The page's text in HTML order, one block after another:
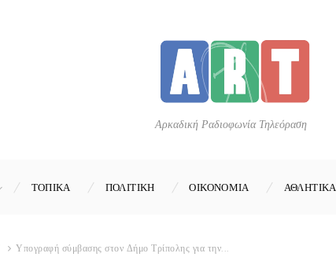
Αρκαδική Ραδιοφωνία Τηλεόραση
ΤΟΠΙΚΑ ΠΟΛΙΤΙΚΗ ΟΙΚΟΝΟΜΙΑ ΑΘΛΗΤΙΚΑ
Υπογραφή σύμβασης στον Δήμο Τρίπολης για την...